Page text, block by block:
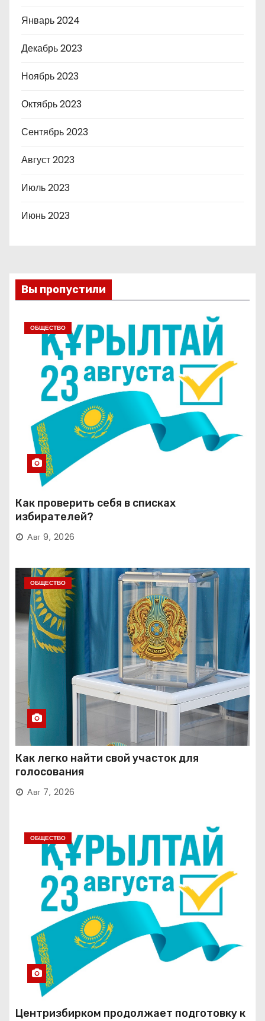
Январь 2024
Декабрь 2023
Ноябрь 2023
Октябрь 2023
Сентябрь 2023
Август 2023
Июль 2023
Июнь 2023
Вы пропустили
ОБЩЕСТВО
Как проверить себя в списках
избирателей?
Авг 9, 2026
ОБЩЕСТВО
Как легко найти свой участок для
голосования
Авг 7, 2026
ОБЩЕСТВО
Центризбирком продолжает подготовку к